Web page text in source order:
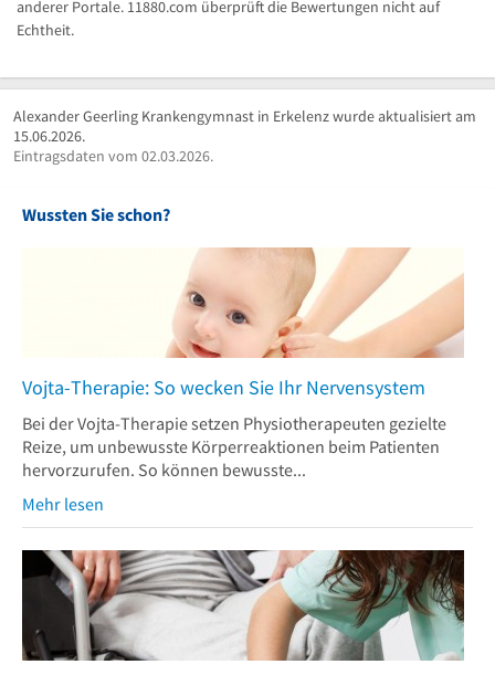
anderer Portale. 11880.com überprüft die Bewertungen nicht auf
Echtheit.
Alexander Geerling Krankengymnast in Erkelenz wurde aktualisiert am
15.06.2026.
Eintragsdaten vom 02.03.2026.
Wussten Sie schon?
Vojta-Therapie: So wecken Sie Ihr Nervensystem
Bei der Vojta-Therapie setzen Physiotherapeuten gezielte
Reize, um unbewusste Körperreaktionen beim Patienten
hervorzurufen. So können bewusste...
Mehr lesen